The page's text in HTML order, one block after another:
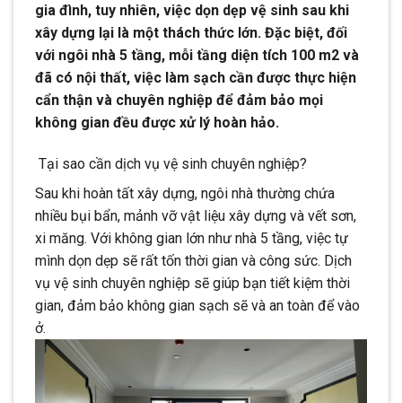
gia đình, tuy nhiên, việc dọn dẹp vệ sinh sau khi
xây dựng lại là một thách thức lớn. Đặc biệt, đối
với ngôi nhà 5 tầng, mỗi tầng diện tích 100 m2 và
đã có nội thất, việc làm sạch cần được thực hiện
cẩn thận và chuyên nghiệp để đảm bảo mọi
không gian đều được xử lý hoàn hảo.
Tại sao cần dịch vụ vệ sinh chuyên nghiệp?
Sau khi hoàn tất xây dựng, ngôi nhà thường chứa
nhiều bụi bẩn, mảnh vỡ vật liệu xây dựng và vết sơn,
xi măng. Với không gian lớn như nhà 5 tầng, việc tự
mình dọn dẹp sẽ rất tốn thời gian và công sức. Dịch
vụ vệ sinh chuyên nghiệp sẽ giúp bạn tiết kiệm thời
gian, đảm bảo không gian sạch sẽ và an toàn để vào
ở.